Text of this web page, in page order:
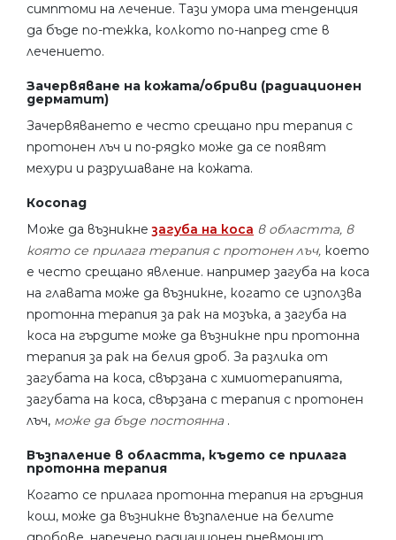
симптоми на лечение. Тази умора има тенденция
да бъде по-тежка, колкото по-напред сте в
лечението.
Зачервяване на кожата/обриви (радиационен
дерматит)
Зачервяването е често срещано при терапия с
протонен лъч и по-рядко може да се появят
мехури и разрушаване на кожата.
Косопад
Може да възникнезагуба на коса в областта, в
която се прилага терапия с протонен лъч, което
е често срещано явление. например загуба на коса
на главата може да възникне, когато се използва
протонна терапия за рак на мозъка, а загуба на
коса на гърдите може да възникне при протонна
терапия за рак на белия дроб. За разлика от
загубата на коса, свързана с химиотерапията,
загубата на коса, свързана с терапия с протонен
лъч, може да бъде постоянна.
Възпаление в областта, където се прилага
протонна терапия
Когато се прилага протонна терапия на гръдния
кош, може да възникне възпаление на белите